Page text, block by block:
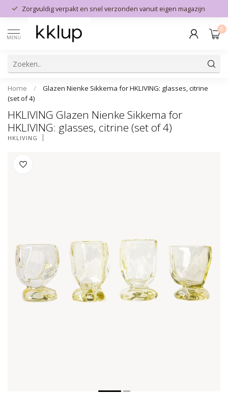
Zorgvuldig verpakt en snel verzonden vanuit eigen magazijn
MENU
0
Home /
Glazen Nienke Sikkema for HKLIVING: glasses, citrine
(set of 4)
HKLIVING Glazen Nienke Sikkema for
HKLIVING: glasses, citrine (set of 4)
HKLIVING